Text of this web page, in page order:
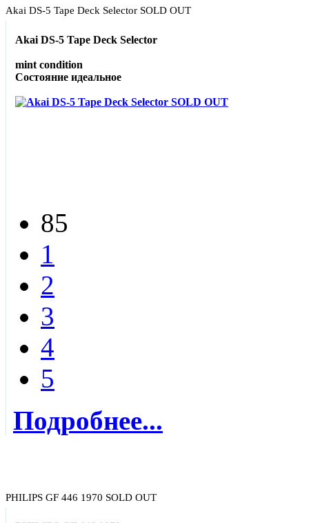
Akai DS-5 Tape Deck Selector SOLD OUT
Akai DS-5 Tape Deck Selector
mint condition
Состояние идеальное
85
1
2
3
4
5
Подробнее...
PHILIPS GF 446 1970 SOLD OUT